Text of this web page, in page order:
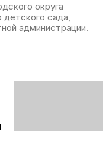
округа
детского сада,
администрации.